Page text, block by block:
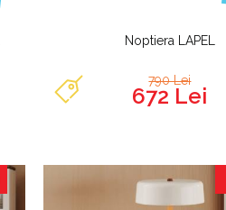
Noptiera LAPEL
790 Lei
672 Lei